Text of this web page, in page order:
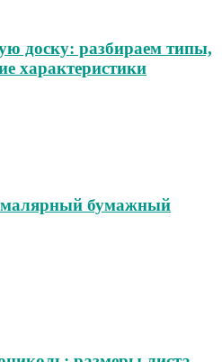
доску: разбираем типы,
характеристики
малярный бумажный